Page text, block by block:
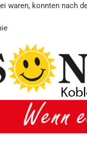
waren, konnten nach